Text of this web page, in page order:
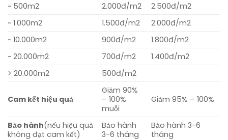
~ 500m2
2.000đ/m2
2.500đ/m2
~ 1.000m2
1.500đ/m2
2.000đ/m2
~ 10.000m2
900đ/m2
1.800đ/m2
~ 20.000m2
700đ/m2
1.400đ/m2
> 20.000m2
500đ/m2
Cam kết hiệu quả
Giảm 90%
– 100%
muỗi
Giảm 95% – 100%
Bảo hành(nếu hiệu quả
không đạt cam kết)
Bảo hành
3-6 tháng
Bảo hành 3-6
tháng